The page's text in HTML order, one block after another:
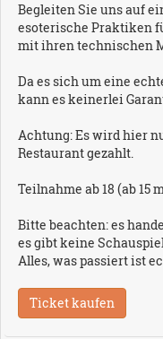
Begleiten Sie uns auf
esoterische Praktiken
mit ihren technischen
Da es sich um eine
kann es keinerlei
Achtung: Es wird hier
Restaurant gezahlt.
Teilnahme ab 18 (ab
Bitte beachten: es
es gibt keine
Alles, was passiert ist